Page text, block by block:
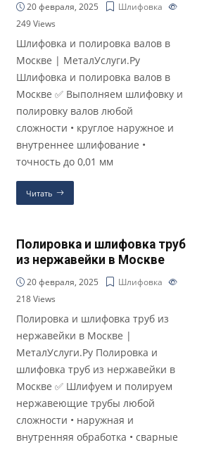
20 февраля, 2025
Шлифовка
249Views
Шлифовка и полировка валов в
Москве | МеталУслуги.Ру
Шлифовка и полировка валов в
Москве ✅ Выполняем шлифовку и
полировку валов любой
сложности • круглое наружное и
внутреннее шлифование •
точность до 0,01 мм
Читать
Полировка и шлифовка труб
из нержавейки в Москве
20 февраля, 2025
Шлифовка
218Views
Полировка и шлифовка труб из
нержавейки в Москве |
МеталУслуги.Ру Полировка и
шлифовка труб из нержавейки в
Москве ✅ Шлифуем и полируем
нержавеющие трубы любой
сложности • наружная и
внутренняя обработка • сварные